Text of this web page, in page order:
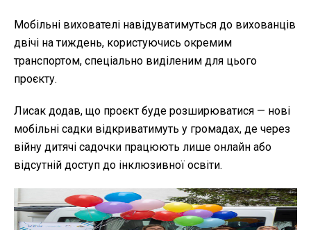
Мобільні вихователі навідуватимуться до вихованців
двічі на тиждень, користуючись окремим
транспортом, спеціально виділеним для цього
проєкту.
Лисак додав, що проєкт буде розширюватися — нові
мобільні садки відкриватимуть у громадах, де через
війну дитячі садочки працюють лише онлайн або
відсутній доступ до інклюзивної освіти.